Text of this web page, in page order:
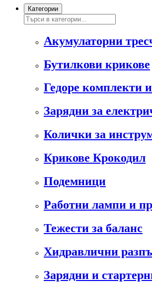
Категории
Акумулаторни
Бутилкови крикове
Гедоре комплекти
Зарядни за
Колички за
Крикове Крокодил
Подемници
Работни лампи и
Тежести за баланс
Хидравлични
Зарядни и